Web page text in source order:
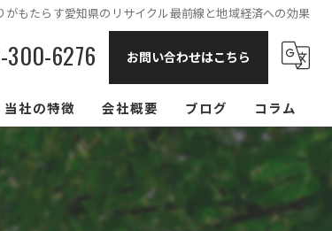
がもたらす愛知県のリサイクル最前線と地域経済への効果
300-6276 お問い合わせはこちら
当社の特徴
リサイクル
会社概要 ブログ コラム